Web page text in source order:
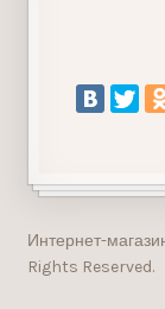
Интернет-
Rights Reserved.